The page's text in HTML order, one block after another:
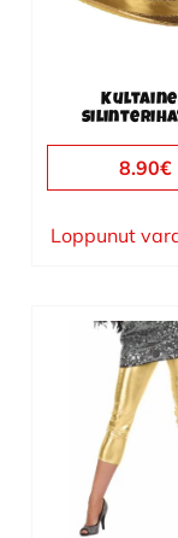
8.90€
Loppunut
tuotteella
useampi
muunnelma.
tehdä